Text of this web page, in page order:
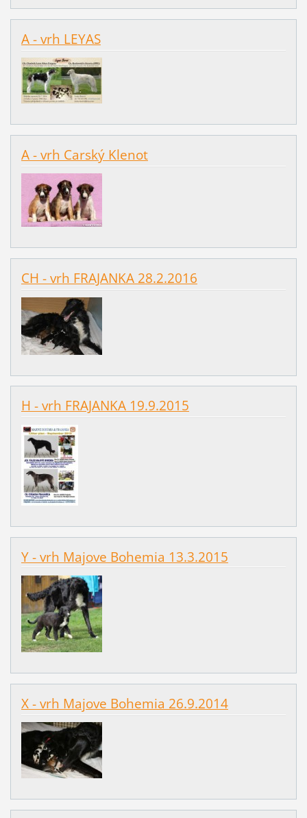
A - vrh LEYAS
A - vrh Carský Klenot
CH - vrh FRAJANKA 28.2.2016
H - vrh FRAJANKA 19.9.2015
Y - vrh Majove Bohemia 13.3.2015
X - vrh Majove Bohemia 26.9.2014